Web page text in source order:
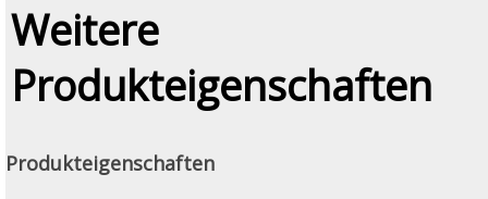
Weitere
Produkteigenschaften
Produkteigenschaften